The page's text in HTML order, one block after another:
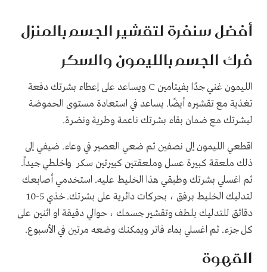
أفضل سنفرةلتقشير الجسمبالمنزل
فرك الجسم بالليمون والسكر
الليمون غني جدًا بفيتامين C ويساعد على إعطاء بشرتك دفعة
تغذية مع تقشيره أيضًا. يساعد في استعادة مستوى الحموضة
لبشرتك مع ضمان بقاء بشرتك ناعمة وطرية ونضرة.
اقطعي الليمون إلى نصفين ثم ضعي العصير في وعاء. ضيفي إلى
ذلك ملعقة كبيرة عسل وملعقتين كبيرتين سكر واخلطي جيداً.
ثم اغسلي بشرتك وطبقي هذا الخليط عليه. استخدمي أصابعك
لتدليك الخليط برفق ، بحركات دائرية على بشرتك. خذي 5-10
دقائق للتدليك بلطف وتقشير جسمك ، حوالي دقيقة او اثنين على
كل جزء. ثم اغسلي بماء فاتر ويمكنك وضعه مرتين في الأسبوع.
القهوة